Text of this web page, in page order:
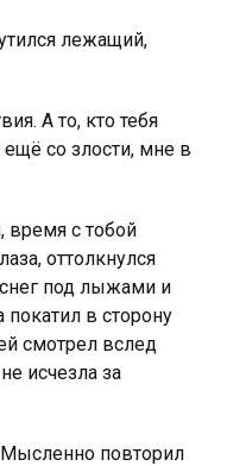
лежащий,
А то, кто тебя
со злости, мне в
время с тобой
оттолкнулся
под лыжами и
покатил в сторону
смотрел вслед
исчезла за
повторил